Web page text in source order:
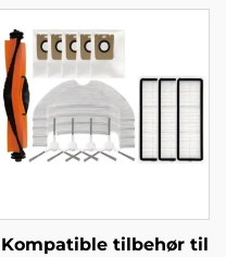
forbrugsvarer
støvpose, filterdæksel,
klud, rullebørste
Kompatible tilbehør til